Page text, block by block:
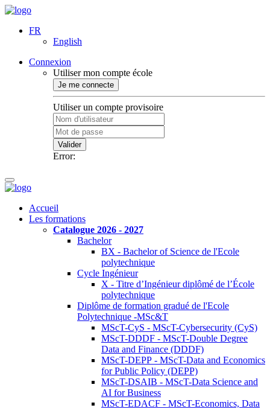
FR
English
Connexion
Utiliser mon compte école
Je me connecte
Utiliser un compte provisoire
Valider
Error:
Accueil
Les formations
Catalogue 2026 - 2027
Bachelor
BX - Bachelor of Science de l'Ecole
polytechnique
Cycle Ingénieur
X - Titre d’Ingénieur diplômé de l’École
polytechnique
Diplôme de formation gradué de l'Ecole
Polytechnique -MSc&T
MScT-CyS - MScT-Cybersecurity (CyS)
MScT-DDDF - MScT-Double Degree
Data and Finance (DDDF)
MScT-DEPP - MScT-Data and Economics
for Public Policy (DEPP)
MScT-DSAIB - MScT-Data Science and
AI for Business
MScT-EDACF - MScT-Economics, Data